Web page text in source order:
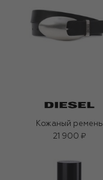
Кожаный ремень
21 900 ₽